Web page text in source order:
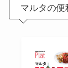
マルタの便